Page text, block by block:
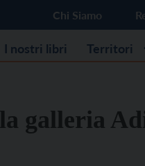
Chi Siamo
I nostri libri Territori
galleria